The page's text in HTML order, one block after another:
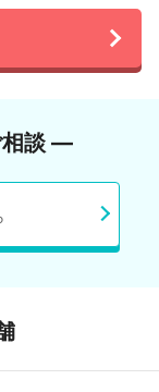
相談 ―